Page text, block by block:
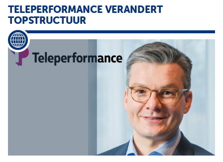
TELEPERFORMANCE VERANDERT
TOPSTRUCTUUR